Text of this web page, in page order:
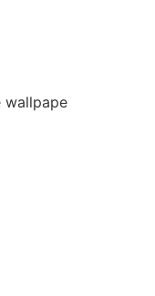
wallpape